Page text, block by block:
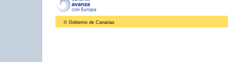
© Gobierno de Canarias